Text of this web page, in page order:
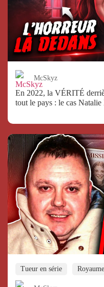
McSkyz
En 2022, la VÉRITÉ
tout le pays : le cas
Tueur en série